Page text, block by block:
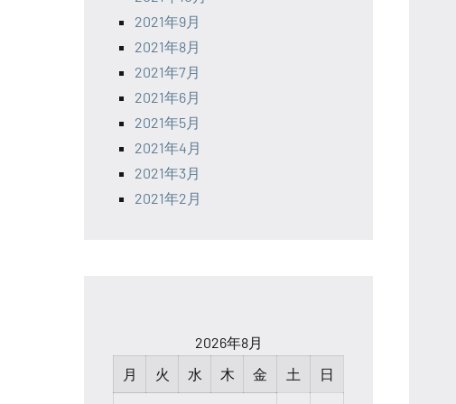
2021年9月
2021年8月
2021年7月
2021年6月
2021年5月
2021年4月
2021年3月
2021年2月
2026年8月
月
火 水 木 金 土 日